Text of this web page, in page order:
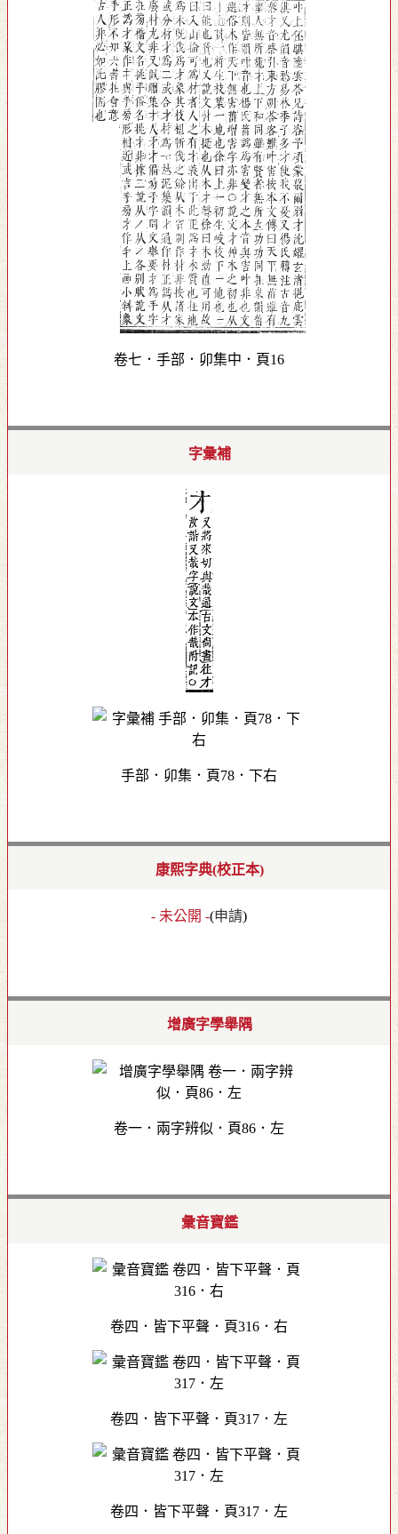
卷七．手部．卯集中．頁16
字彙補
手部．卯集．頁78．下右
康熙字典(校正本)
- 未公開 -(申請)
增廣字學舉隅
卷一．兩字辨似．頁86．左
彙音寶鑑
卷四．皆下平聲．頁316．右
卷四．皆下平聲．頁317．左
卷四．皆下平聲．頁317．左